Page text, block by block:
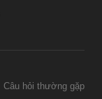
Câu hỏi thường gặp